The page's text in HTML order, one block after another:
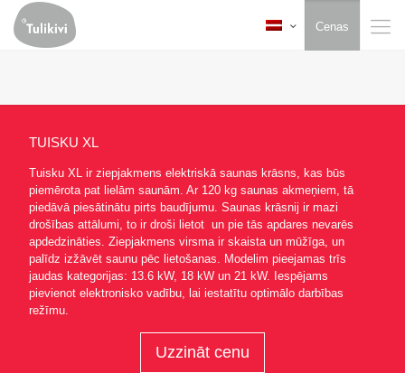
Cenas
TUISKU XL
Tuisku XL ir ziepjakmens elektriskā saunas krāsns, kas būs
piemērota pat lielām saunām. Ar 120 kg saunas akmeņiem, tā
piedāvā piesātinātu pirts baudījumu. Saunas krāsnij ir mazi
drošības attālumi, to ir droši lietot un pie tās apdares nevarēs
apdedzināties. Ziepjakmens virsma ir skaista un mūžīga, un
palīdz izžāvēt saunu pēc lietošanas. Modelim pieejamas trīs
jaudas kategorijas: 13.6 kW, 18 kW un 21 kW. Iespējams
pievienot elektronisko vadību, lai iestatītu optimālo darbības
režīmu.
Uzzināt cenu